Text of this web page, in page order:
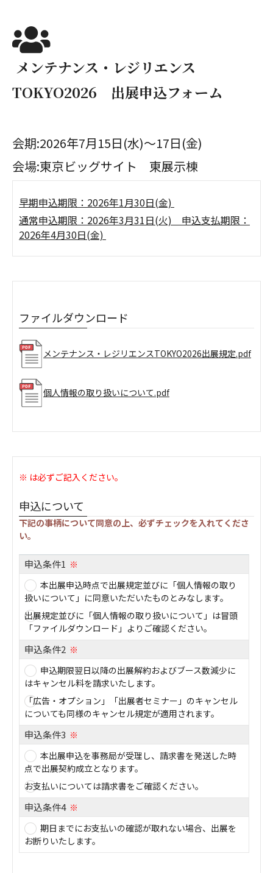
メンテナンス・レジリエンス
TOKYO2026 出展申込フォーム
会期:2026年7月15日(水)～17日(金)
会場:東京ビッグサイト 東展示棟
早期申込期限：2026年1月30日(金)
通常申込期限：2026年3月31日(火) 申込支払期限：
2026年4月30日(金)
ファイルダウンロード
メンテナンス・レジリエンスTOKYO2026出展規定.pdf
個人情報の取り扱いについて.pdf
※ は必ずご記入ください。
申込について
下記の事柄について同意の上、 必ずチェックを入れてくださ
い。
申込条件1 ※
本出展申込時点で出展規定並びに「個人情報の取り
扱いについて」に同意いただいたものとみなします。
出展規定並びに「個人情報の取り扱いについて」は冒頭
「ファイルダウンロード」よりご確認ください。
申込条件2 ※
申込期限翌日以降の出展解約およびブース数減少に
はキャンセル料を請求いたします。
「広告・オプション」「出展者セミナー」のキャンセル
についても同様のキャンセル規定が適用されます。
申込条件3 ※
本出展申込を事務局が受理し、請求書を発送した時
点で出展契約成立となります。
お支払いについては請求書をご確認ください。
申込条件4 ※
期日までにお支払いの確認が取れない場合、出展を
お断りいたします。